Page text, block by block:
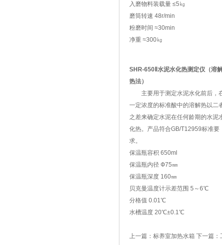
入磨物料装载量 ≤5㎏
磨筒转速 48r/min
粉磨时间 ≈30min
净重 ≈300㎏
SHR-650Ⅱ水泥水化热测定仪（溶
热法）
主要用于测定水泥水化前后，
一定浓度的标准酸中的溶解热以二
之差来确定水泥在任何龄期的水泥
化热。产品符合GB/T12959标准要
求。
保温瓶容积 650ml
保温瓶内径 Ф75㎜
保温瓶深度 160㎜
贝克曼温度计示差范围 5～6℃
分格值 0.01℃
水槽温度 20℃±0.1℃
上一篇： 标养室加热水箱 下一篇：